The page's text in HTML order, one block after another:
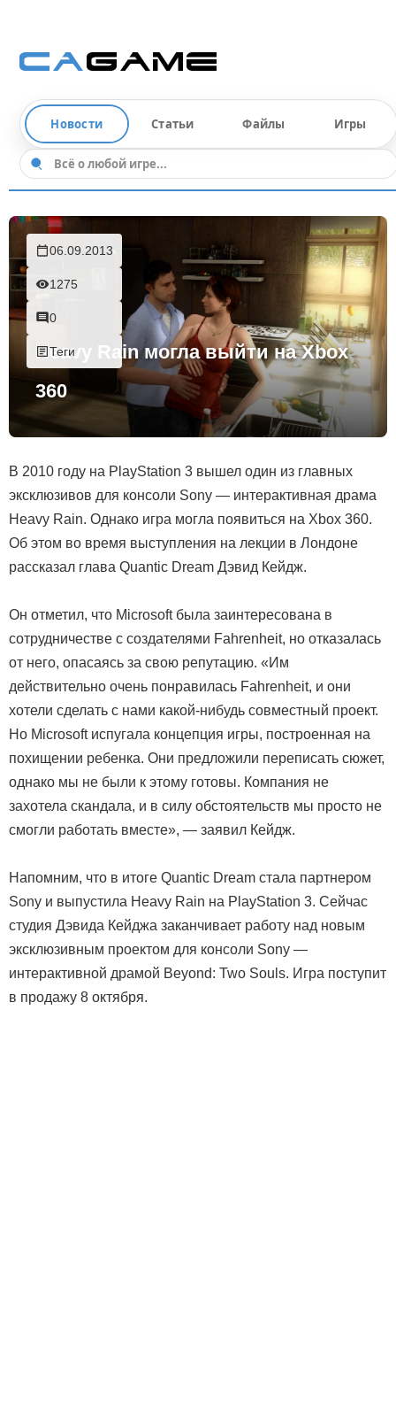
Новости Статьи Файлы Игры
06.09.2013
1275
0
Теги
Heavy Rain могла выйти на Xbox
360
В 2010 году на PlayStation 3 вышел один из главных
эксклюзивов для консоли Sony — интерактивная драма
Heavy Rain. Однако игра могла появиться на Xbox 360.
Об этом во время выступления на лекции в Лондоне
рассказал глава Quantic Dream Дэвид Кейдж.
Он отметил, что Microsoft была заинтересована в
сотрудничестве с создателями Fahrenheit, но отказалась
от него, опасаясь за свою репутацию. «Им
действительно очень понравилась Fahrenheit, и они
хотели сделать с нами какой-нибудь совместный проект.
Но Microsoft испугала концепция игры, построенная на
похищении ребенка. Они предложили переписать сюжет,
однако мы не были к этому готовы. Компания не
захотела скандала, и в силу обстоятельств мы просто не
смогли работать вместе», — заявил Кейдж.
Напомним, что в итоге Quantic Dream стала партнером
Sony и выпустила Heavy Rain на PlayStation 3. Сейчас
студия Дэвида Кейджа заканчивает работу над новым
эксклюзивным проектом для консоли Sony —
интерактивной драмой Beyond: Two Souls. Игра поступит
в продажу 8 октября.